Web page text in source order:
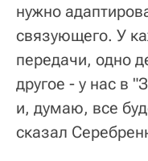
нужно
связующего. У
передачи, одно
другое - у нас в
и, думаю, все
сказал